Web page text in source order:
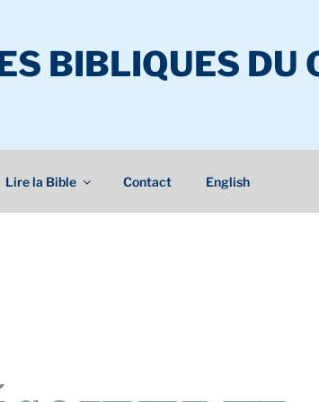
BIBLIQUES DU
Lire la Bible Contact English